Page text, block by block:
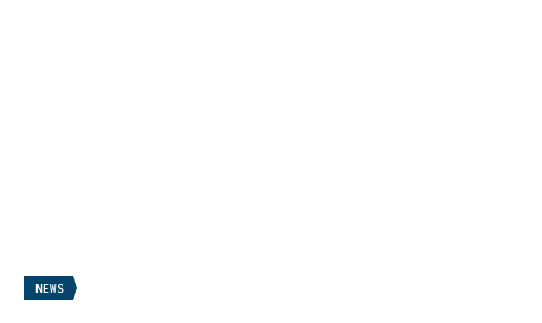
NEWS